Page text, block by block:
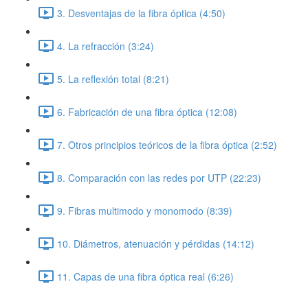
3. Desventajas de la fibra óptica (4:50)
4. La refracción (3:24)
5. La reflexión total (8:21)
6. Fabricación de una fibra óptica (12:08)
7. Otros principios teóricos de la fibra óptica (2:52)
8. Comparación con las redes por UTP (22:23)
9. Fibras multimodo y monomodo (8:39)
10. Diámetros, atenuación y pérdidas (14:12)
11. Capas de una fibra óptica real (6:26)